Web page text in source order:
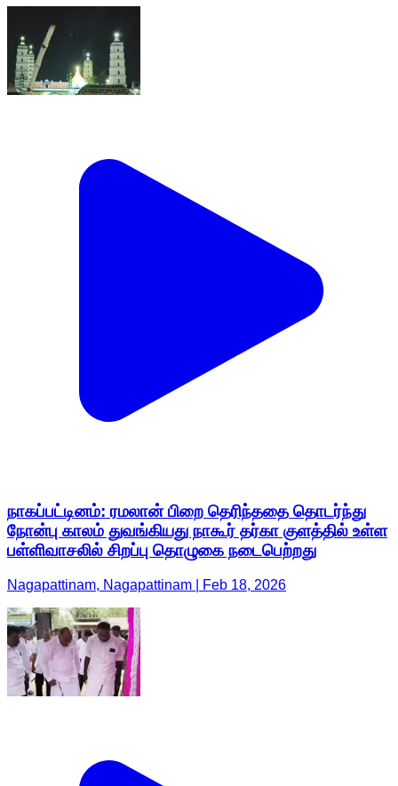
நாகப்பட்டினம்: ரமலான் பிறை தெரிந்ததை தொடர்ந்து
நோன்பு காலம் துவங்கியது நாகூர் தர்கா குளத்தில் உள்ள
பள்ளிவாசலில் சிறப்பு தொழுகை நடைபெற்றது
Nagapattinam, Nagapattinam | Feb 18, 2026